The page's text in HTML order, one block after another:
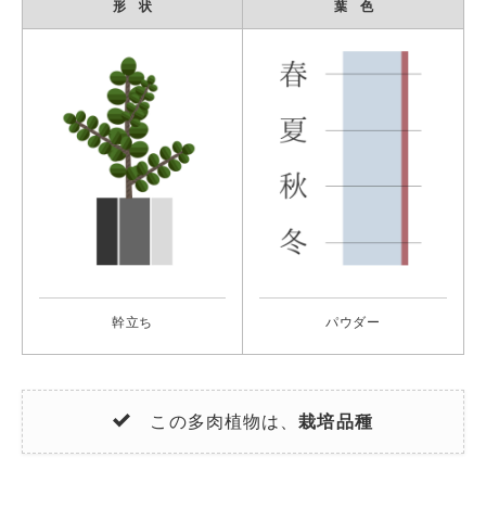
形 状 葉 色
幹立ち パウダー
この多肉植物は、栽培品種